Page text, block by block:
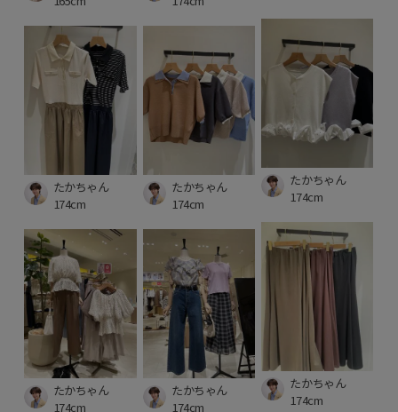
たかちゃん
174cm
たかちゃん
174cm
たかちゃん
174cm
たかちゃん
174cm
たかちゃん
174cm
たかちゃん
174cm